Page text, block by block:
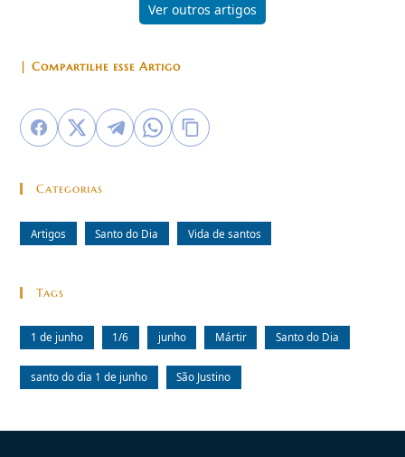
Ver outros artigos
| Compartilhe esse Artigo
Categorias
Artigos Santo do Dia Vida de santos
Tags
1 de junho 1/6 junho Mártir Santo do Dia
santo do dia 1 de junho São Justino